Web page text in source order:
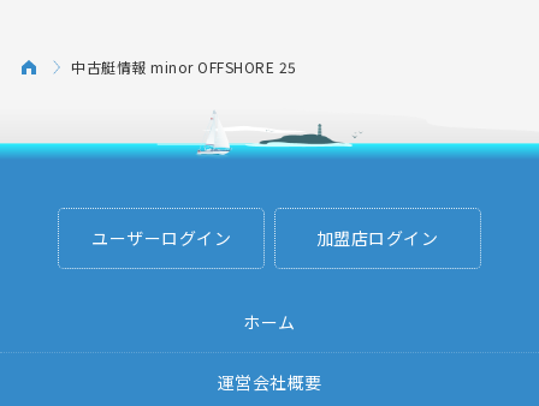
中古艇情報 minor OFFSHORE 25
ユーザーログイン 加盟店ログイン
ホーム
運営会社概要